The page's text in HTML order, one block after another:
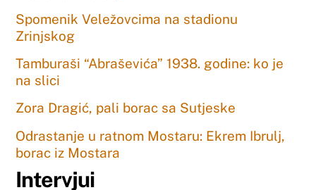
Spomenik Veležovcima na stadionu
Zrinjskog
Tamburaši “Abraševića” 1938. godine: ko je
na slici
Zora Dragić, pali borac sa Sutjeske
Odrastanje u ratnom Mostaru: Ekrem Ibrulj,
borac iz Mostara
Intervjui